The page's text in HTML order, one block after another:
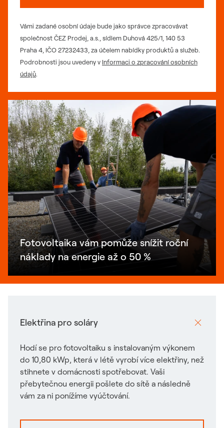
Vámi zadané osobní údaje bude jako správce zpracovávat
společnost ČEZ Prodej, a.s., sídlem Duhová 425/1, 140 53
Praha 4, IČO 27232433, za účelem nabídky produktů a služeb.
Podrobnosti jsou uvedeny v Informaci o zpracování osobních
údajů.
Fotovoltaika vám pomůže snížit roční
náklady na energie až o 50 %
Elektřina pro soláry
Hodí se pro fotovoltaiku s instalovaným výkonem
do 10,80 kWp, která v létě vyrobí více elektřiny, než
stihnete v domácnosti spotřebovat. Vaši
přebytečnou energii pošlete do sítě a následně
vám za ni ponížíme vyúčtování.